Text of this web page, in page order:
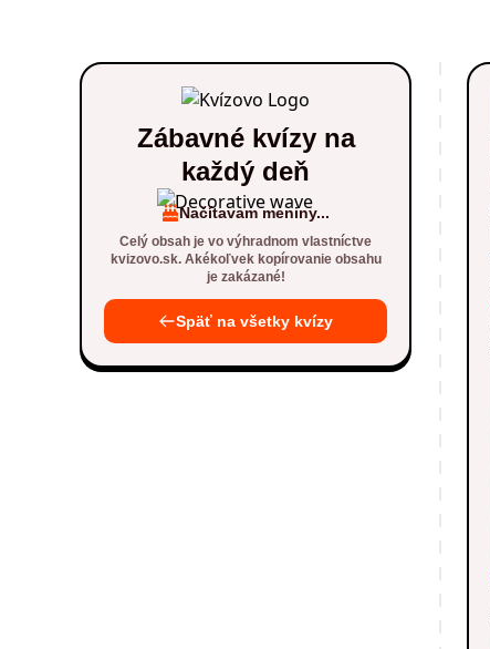
Zábavné kvízy na
každý deň
Načítavam meniny...
Celý obsah je vo výhradnom vlastníctve
kvizovo.sk. Akékoľvek kopírovanie obsahu
je zakázané!
Späť na všetky kvízy